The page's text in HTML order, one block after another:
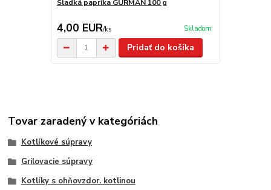
Sladká paprika GURMÁN 100 g
4,00 EUR/ks Skladom
Pridať do košíka
Tovar zaradený v kategóriách
Kotlíkové súpravy
Grilovacie súpravy
Kotlíky s ohňovzdor. kotlinou